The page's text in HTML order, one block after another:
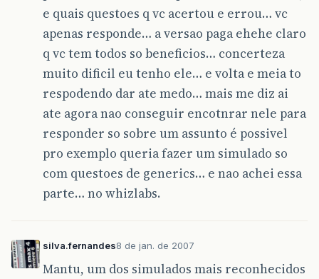
e quais questoes q vc acertou e errou… vc
apenas responde… a versao paga ehehe claro
q vc tem todos so beneficios… concerteza
muito dificil eu tenho ele… e volta e meia to
respodendo dar ate medo… mais me diz ai
ate agora nao conseguir encotnrar nele para
responder so sobre um assunto é possivel
pro exemplo queria fazer um simulado so
com questoes de generics… e nao achei essa
parte… no whizlabs.
silva.fernandes8 de jan. de 2007
Mantu, um dos simulados mais reconhecidos